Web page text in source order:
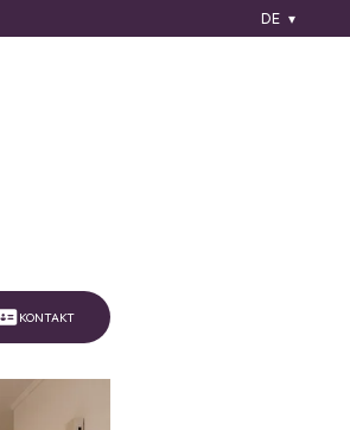
DE
KONTAKT